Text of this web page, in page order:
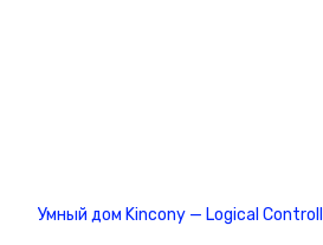
Умный дом Kincony — Logical